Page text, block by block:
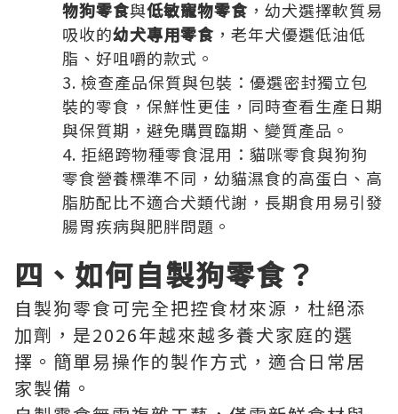
物狗零食與低敏寵物零食 ，幼犬選擇軟質易
吸收的幼犬專用零食 ，老年犬優選低油低
脂、好咀嚼的款式。
檢查產品保質與包裝：優選密封獨立包
裝的零食，保鮮性更佳，同時查看生產日期
與保質期，避免購買臨期、變質產品。
拒絕跨物種零食混用：貓咪零食與狗狗
零食營養標準不同，幼貓濕食的高蛋白、高
脂肪配比不適合犬類代謝，長期食用易引發
腸胃疾病與肥胖問題。
四、如何自製狗零食？
自製狗零食可完全把控食材來源，杜絕添
加劑，是2026年越來越多養犬家庭的選
擇。簡單易操作的製作方式，適合日常居
家製備。